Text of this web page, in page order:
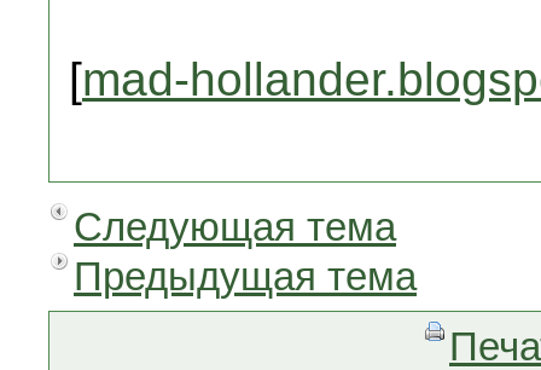
[mad-
Следующая тема
Предыдущая тема